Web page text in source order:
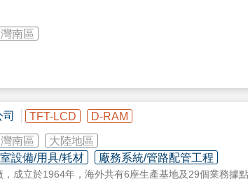
的，彼此良好的溝通且聆聽客戶的需求，是我們一直
南區
TFT-LCD D-RAM
南區
大陸地區
設備/用具/耗材 廠務系統/管路配管工程
成立於1964年，海外共有6座生產基地及29個業務據